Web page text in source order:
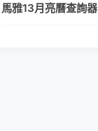
馬雅13月亮曆查詢器